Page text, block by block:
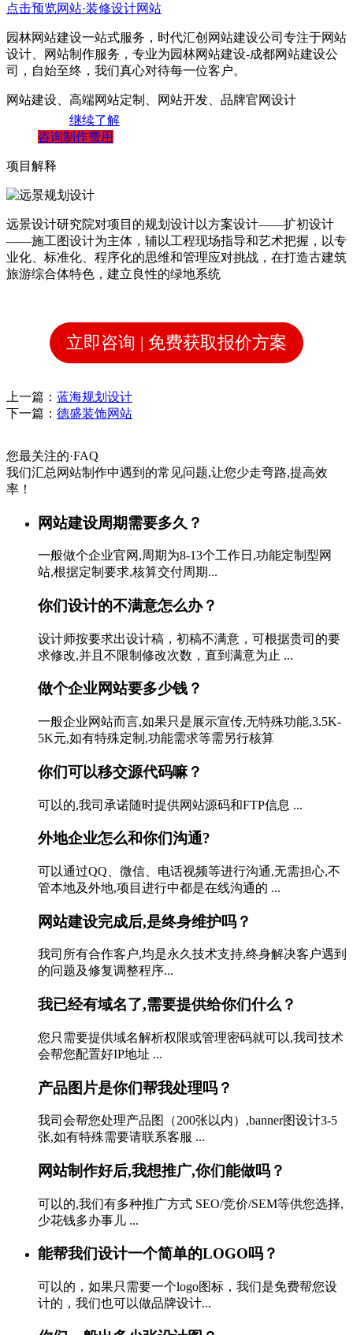
点击预览网站·装修设计网站
园林网站建设一站式服务，时代汇创网站建设公司专注于网站
设计、网站制作服务，专业为园林网站建设-成都网站建设公
司，自始至终，我们真心对待每一位客户。
网站建设、高端网站定制、网站开发、品牌官网设计
继续了解
咨询制作费用
项目解释
远景设计研究院对项目的规划设计以方案设计——扩初设计
——施工图设计为主体，辅以工程现场指导和艺术把握，以专
业化、标准化、程序化的思维和管理应对挑战，在打造古建筑
旅游综合体特色，建立良性的绿地系统
立即咨询 | 免费获取报价方案
上一篇： 蓝海规划设计
下一篇： 德盛装饰网站
您最关注的·FAQ
我们汇总网站制作中遇到的常见问题,让您少走弯路,提高效
率！
网站建设周期需要多久？
一般做个企业官网,周期为8-13个工作日,功能定制型网
站,根据定制要求,核算交付周期...
你们设计的不满意怎么办？
设计师按要求出设计稿，初稿不满意，可根据贵司的要
求修改,并且不限制修改次数，直到满意为止 ...
做个企业网站要多少钱？
一般企业网站而言,如果只是展示宣传,无特殊功能,3.5K-
5K元,如有特殊定制,功能需求等需另行核算
你们可以移交源代码嘛？
可以的,我司承诺随时提供网站源码和FTP信息 ...
外地企业怎么和你们沟通?
可以通过QQ、微信、电话视频等进行沟通,无需担心,不
管本地及外地,项目进行中都是在线沟通的 ...
网站建设完成后,是终身维护吗？
我司所有合作客户,均是永久技术支持,终身解决客户遇到
的问题及修复调整程序...
我已经有域名了,需要提供给你们什么？
您只需要提供域名解析权限或管理密码就可以,我司技术
会帮您配置好IP地址 ...
产品图片是你们帮我处理吗？
我司会帮您处理产品图（200张以内）,banner图设计3-5
张,如有特殊需要请联系客服 ...
网站制作好后,我想推广,你们能做吗？
可以的,我们有多种推广方式 SEO/竞价/SEM等供您选择,
少花钱多办事儿 ...
能帮我们设计一个简单的LOGO吗？
可以的，如果只需要一个logo图标，我们是免费帮您设
计的，我们也可以做品牌设计...